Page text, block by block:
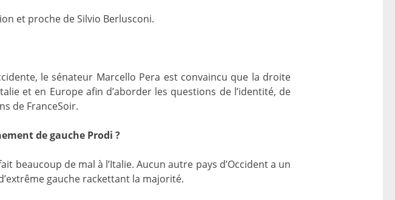
et proche de Silvio Berlusconi.
le sénateur Marcello Pera est convaincu que la droite
et en Europe afin d’aborder les questions de l’identité, de
de FranceSoir.
de gauche Prodi ?
beaucoup de mal à l’Italie. Aucun autre pays d’Occident a un
gauche rackettant la majorité.